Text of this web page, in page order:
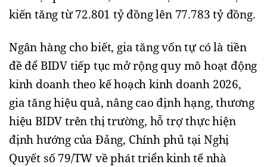
kiến tăng từ 72.801 tỷ đồng lên 77.783 tỷ đồng.
Ngân hàng cho biết, gia tăng vốn tự có là tiền
đề để BIDV tiếp tục mở rộng quy mô hoạt động
kinh doanh theo kế hoạch kinh doanh 2026,
gia tăng hiệu quả, nâng cao định hạng, thương
hiệu BIDV trên thị trường, hỗ trợ thực hiện
định hướng của Đảng, Chính phủ tại Nghị
Quyết số 79/TW về phát triển kinh tế nhà